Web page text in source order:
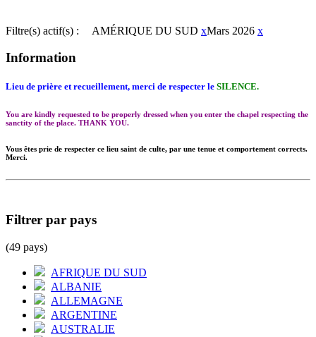
Filtre(s) actif(s) : AMÉRIQUE DU SUD xMars 2026 x
Information
Lieu de prière et recueillement, merci de respecter le SILENCE.
You are kindly requested to be properly dressed when you enter the chapel respecting the
sanctity of the place. THANK YOU.
Vous êtes prie de respecter ce lieu saint de culte, par une tenue et comportement corrects.
Merci.
Filtrer par pays
(49 pays)
AFRIQUE DU SUD
ALBANIE
ALLEMAGNE
ARGENTINE
AUSTRALIE